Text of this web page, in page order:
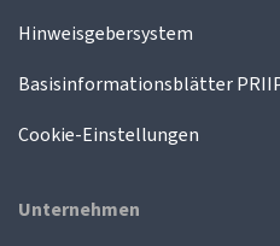
Hinweisgebersystem
Basisinformationsblätter
Cookie-Einstellungen
Unternehmen